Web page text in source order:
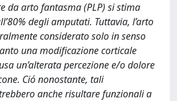
da arto fantasma (PLP) si stima
degli amputati. Tuttavia, l’arto
considerato solo in senso
una modificazione corticale
un’alterata percezione e/o dolore
Ció nonostante, tali
anche risultare funzionali a